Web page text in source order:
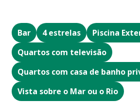
Bar 4 estrelas
Piscina
Quartos com televisão
Quartos com casa de banho
Vista sobre o Mar ou o Rio